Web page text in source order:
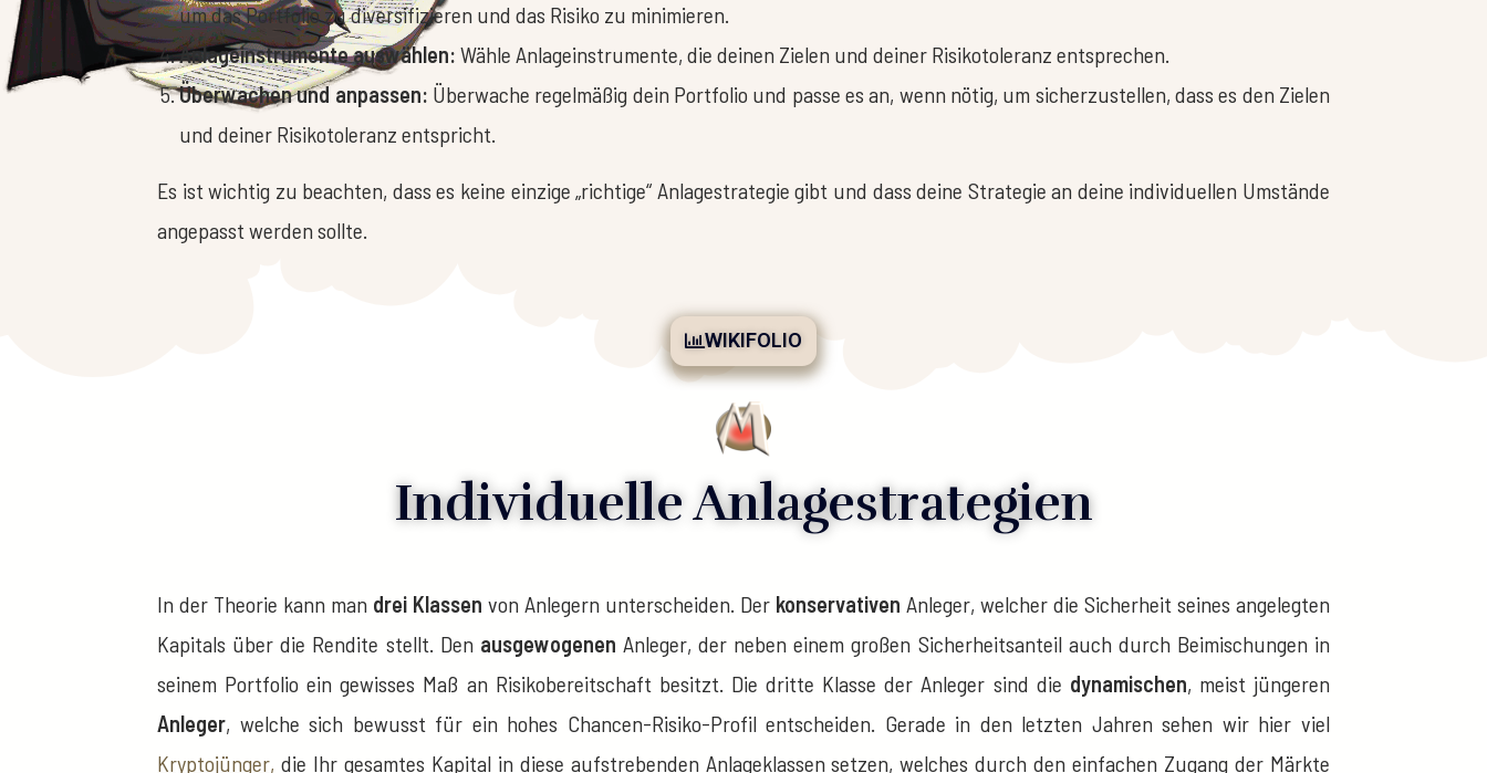
um das Portfolio zu diversifizieren und das Risiko zu minimieren.
Anlageinstrumente auswählen: Wähle Anlageinstrumente, die deinen Zielen und deiner Risikotoleranz entsprechen.
Überwachen und anpassen: Überwache regelmäßig dein Portfolio und passe es an, wenn nötig, um sicherzustellen, dass es den Zielen
und deiner Risikotoleranz entspricht.
Es ist wichtig zu beachten, dass es keine einzige „richtige“ Anlagestrategie gibt und dass deine Strategie an deine individuellen Umstände
angepasst werden sollte.
WIKIFOLIO
Individuelle Anlagestrategien
In der Theorie kann man drei Klassen von Anlegern unterscheiden. Der konservativen Anleger, welcher die Sicherheit seines angelegten
Kapitals über die Rendite stellt. Den ausgewogenen Anleger, der neben einem großen Sicherheitsanteil auch durch Beimischungen in
seinem Portfolio ein gewisses Maß an Risikobereitschaft besitzt. Die dritte Klasse der Anleger sind die dynamischen, meist jüngeren
Anleger, welche sich bewusst für ein hohes Chancen-Risiko-Profil entscheiden. Gerade in den letzten Jahren sehen wir hier viel
Kryptojünger, die Ihr gesamtes Kapital in diese aufstrebenden Anlageklassen setzen, welches durch den einfachen Zugang der Märkte